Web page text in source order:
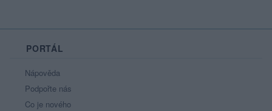
PORTÁL
Nápověda
Podpořte nás
Co je nového